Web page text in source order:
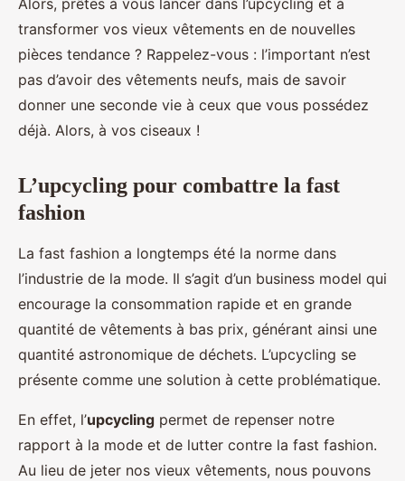
Alors, prêtes à vous lancer dans l’upcycling et à
transformer vos vieux vêtements en de nouvelles
pièces tendance ? Rappelez-vous : l’important n’est
pas d’avoir des vêtements neufs, mais de savoir
donner une seconde vie à ceux que vous possédez
déjà. Alors, à vos ciseaux !
L’upcycling pour combattre la fast
fashion
La fast fashion a longtemps été la norme dans
l’industrie de la mode. Il s’agit d’un business model qui
encourage la consommation rapide et en grande
quantité de vêtements à bas prix, générant ainsi une
quantité astronomique de déchets. L’upcycling se
présente comme une solution à cette problématique.
En effet, l’upcycling permet de repenser notre
rapport à la mode et de lutter contre la fast fashion.
Au lieu de jeter nos vieux vêtements, nous pouvons